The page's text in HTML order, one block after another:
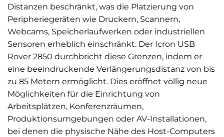
Distanzen beschränkt, was die Platzierung von
Peripheriegeräten wie Druckern, Scannern,
Webcams, Speicherlaufwerken oder industriellen
Sensoren erheblich einschränkt. Der Icron USB
Rover 2850 durchbricht diese Grenzen, indem er
eine beeindruckende Verlängerungsdistanz von bis
zu 85 Metern ermöglicht. Dies eröffnet völlig neue
Möglichkeiten für die Einrichtung von
Arbeitsplätzen, Konferenzräumen,
Produktionsumgebungen oder AV-Installationen,
bei denen die physische Nähe des Host-Computers